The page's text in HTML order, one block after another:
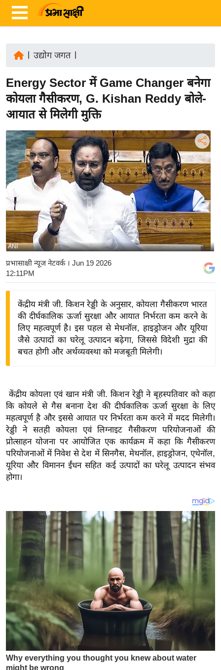
ज़ा
ख
ब
र
रा
ष्ट्री
य
अं
त
र्रा
ष्ट्री
य
बि
ज़
ने
स
द्यो
शे
ष
ज्ञ
रा
य
ब
ज
ल
क्रि
I
P
L
2
0
2
क्रा
उद्योग जगत|
Energy Sector में Game Changer बनेगा
कोयला गैसीकरण, G. Kishan Reddy बोले-
आयात से मिलेगी मुक्ति
ANI
प्रभासाक्षी न्यूज नेटवर्क। Jun 19 2026
12:11PM
केंद्रीय मंत्री जी. किशन रेड्डी के अनुसार, कोयला गैसीकरण भारत
की दीर्घकालिक ऊर्जा सुरक्षा और आयात निर्भरता कम करने के
लिए महत्वपूर्ण है। इस पहल से मेथनॉल, हाइड्रोजन और यूरिया
जैसे उत्पादों का घरेलू उत्पादन बढ़ेगा, जिससे विदेशी मुद्रा की
बचत होगी और अर्थव्यवस्था को मजबूती मिलेगी।
केंद्रीय कोयला एवं खान मंत्री जी. किशन रेड्डी ने बृहस्पतिवार को कहा
कि कोयले से गैस बनाना देश की दीर्घकालिक ऊर्जा सुरक्षा के लिए
महत्वपूर्ण है और इससे आयात पर निर्भरता कम करने में मदद मिलेगी।
रेड्डी ने सतही कोयला एवं लिग्नाइट गैसीकरण परियोजनाओं की
प्रोत्साहन योजना पर आयोजित एक कार्यक्रम में कहा कि गैसीकरण
परियोजनाओं में निवेश से देश में सिनगैस, मेथनॉल, हाइड्रोजन, एथेनॉल,
यूरिया और विमानन ईंधन सहित कई उत्पादों का घरेलू उत्पादन संभव
होगा।